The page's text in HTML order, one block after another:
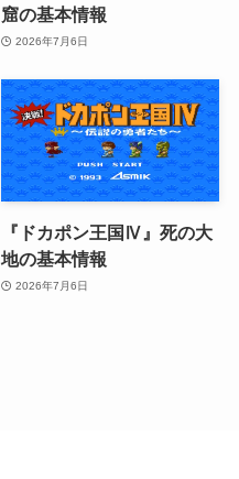
窟の基本情報
2026年7月6日
『ドカポン王国Ⅳ』死の大
地の基本情報
2026年7月6日